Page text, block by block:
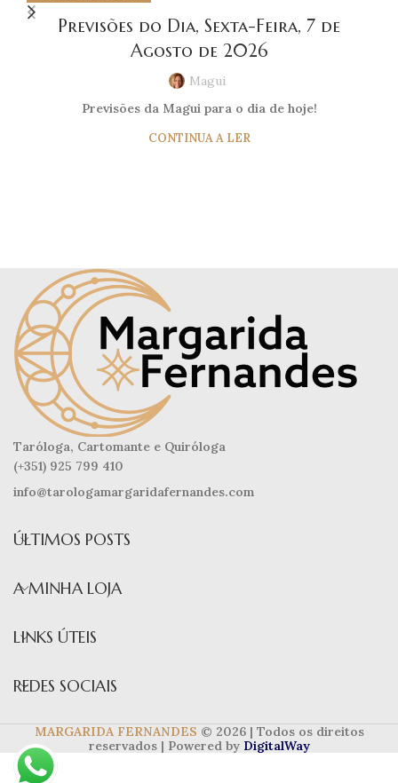
Previsões do Dia, Sexta-Feira, 7 de
Agosto de 2026
Magui
Previsões da Magui para o dia de hoje!
CONTINUA A LER
Taróloga, Cartomante e Quiróloga
(+351) 925 799 410
info@tarologamargaridafernandes.com
ÚLTIMOS POSTS
A MINHA LOJA
LINKS ÚTEIS
REDES SOCIAIS
MARGARIDA FERNANDES © 2026 | Todos os direitos
reservados | Powered by DigitalWay